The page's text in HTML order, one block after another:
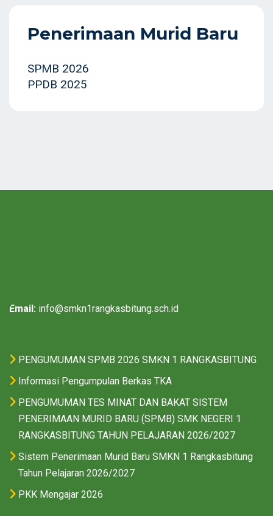
Penerimaan Murid Baru
SPMB 2026
PPDB 2025
Email: info@smkn1rangkasbitung.sch.id
PENGUMUMAN SPMB 2026 SMKN 1 RANGKASBITUNG
Informasi Pengumpulan Berkas TKA
PENGUMUMAN TES MINAT DAN BAKAT SISTEM
PENERIMAAN MURID BARU (SPMB) SMK NEGERI 1
RANGKASBITUNG TAHUN PELAJARAN 2026/2027
Sistem Penerimaan Murid Baru SMKN 1 Rangkasbitung
Tahun Pelajaran 2026/2027
PKK Mengajar 2026